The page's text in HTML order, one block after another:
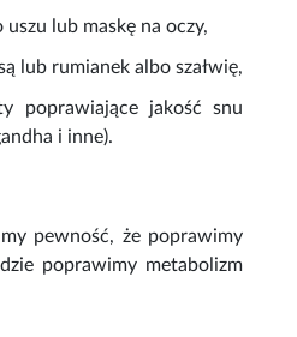
lub maskę na oczy,
lub rumianek albo szałwię,
poprawiające jakość snu
i inne).
pewność, że poprawimy
poprawimy metabolizm